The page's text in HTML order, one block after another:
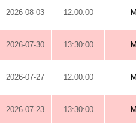
2026-08-03 12:00:00
2026-07-30 13:30:00
2026-07-27 12:00:00
2026-07-23 13:30:00